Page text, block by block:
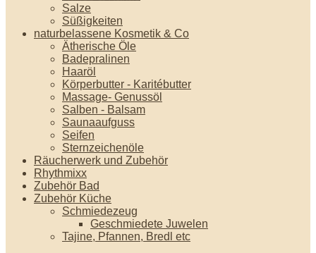
Salze
Süßigkeiten
naturbelassene Kosmetik & Co
Ätherische Öle
Badepralinen
Haaröl
Körperbutter - Karitébutter
Massage- Genussöl
Salben - Balsam
Saunaaufguss
Seifen
Sternzeichenöle
Räucherwerk und Zubehör
Rhythmixx
Zubehör Bad
Zubehör Küche
Schmiedezeug
Geschmiedete Juwelen
Tajine, Pfannen, Bredl etc